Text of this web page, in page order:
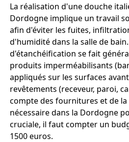
La réalisation d'une douche
Dordogne implique un travail
afin d'éviter les fuites,
d'humidité dans la salle de
d'étanchéification se fait
produits imperméabilisants
appliqués sur les surfaces
revêtements (receveur, paroi,
compte des fournitures et de
nécessaire dans la Dordogne
cruciale, il faut compter un
1500 euros.